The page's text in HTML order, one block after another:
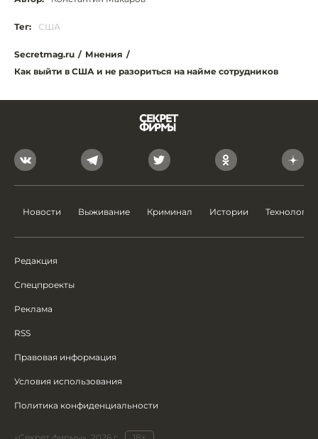
Тег: США
Secretmag.ru / Мнения /
Как выйти в США и не разориться на найме сотрудников
Новости Выживание Криминал Истории Технологии
Редакция
Спецпроекты
Реклама
RSS
Правовая информация
Условия использования
Политика конфиденциальности